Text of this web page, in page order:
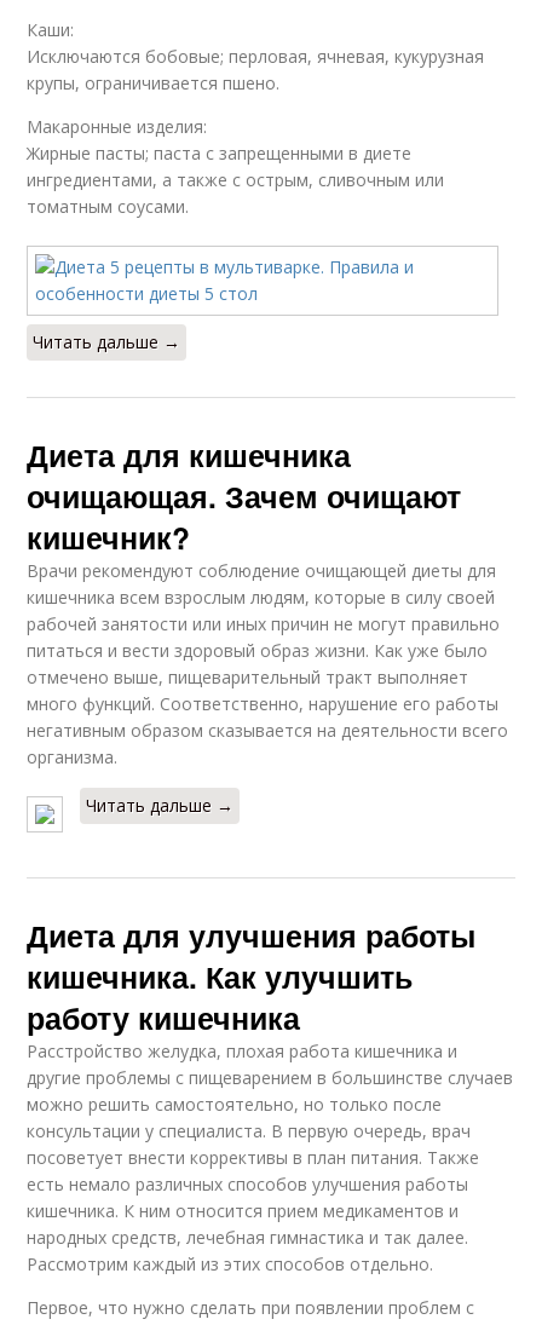
Каши:
Исключаются бобовые; перловая, ячневая, кукурузная
крупы, ограничивается пшено.
Макаронные изделия:
Жирные пасты; паста с запрещенными в диете
ингредиентами, а также с острым, сливочным или
томатным соусами.
Читать дальше →
Диета для кишечника
очищающая. Зачем очищают
кишечник?
Врачи рекомендуют соблюдение очищающей диеты для
кишечника всем взрослым людям, которые в силу своей
рабочей занятости или иных причин не могут правильно
питаться и вести здоровый образ жизни. Как уже было
отмечено выше, пищеварительный тракт выполняет
много функций. Соответственно, нарушение его работы
негативным образом сказывается на деятельности всего
организма.
Читать дальше →
Диета для улучшения работы
кишечника. Как улучшить
работу кишечника
Расстройство желудка, плохая работа кишечника и
другие проблемы с пищеварением в большинстве случаев
можно решить самостоятельно, но только после
консультации у специалиста. В первую очередь, врач
посоветует внести коррективы в план питания. Также
есть немало различных способов улучшения работы
кишечника. К ним относится прием медикаментов и
народных средств, лечебная гимнастика и так далее.
Рассмотрим каждый из этих способов отдельно.
Первое, что нужно сделать при появлении проблем с